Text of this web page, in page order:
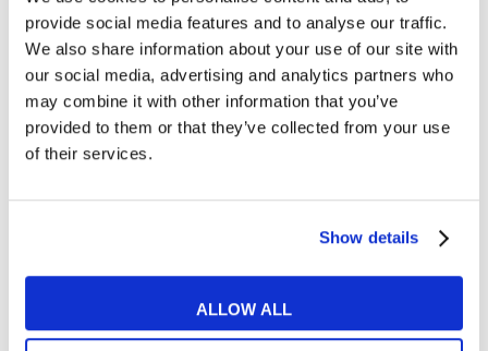
provide social media features and to analyse our traffic.
We also share information about your use of our site with
our social media, advertising and analytics partners who
may combine it with other information that you’ve
provided to them or that they’ve collected from your use
of their services.
Show details
ALLOW ALL
ENTDECKE MYES LIVE! DEN
ONLINE-ENGLISCHKURS VON
MYES!